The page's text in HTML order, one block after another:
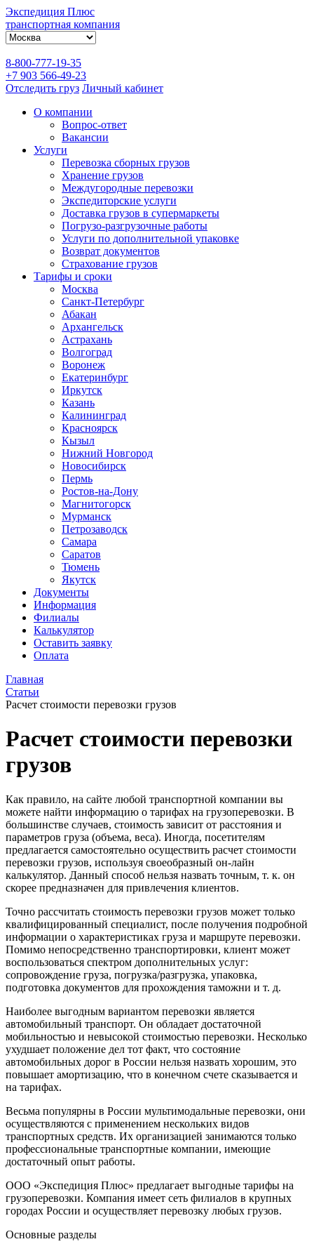
Экспедиция Плюс
транспортная компания
8-800-777-19-35
+7 903 566-49-23
Отследить груз Личный кабинет
О компании
Вопрос-ответ
Вакансии
Услуги
Перевозка сборных грузов
Хранение грузов
Междугородные перевозки
Экспедиторские услуги
Доставка грузов в супермаркеты
Погрузо-разгрузочные работы
Услуги по дополнительной упаковке
Возврат документов
Страхование грузов
Тарифы и сроки
Москва
Санкт-Петербург
Абакан
Архангельск
Астрахань
Волгоград
Воронеж
Екатеринбург
Иркутск
Казань
Калининград
Красноярск
Кызыл
Нижний Новгород
Новосибирск
Пермь
Ростов-на-Дону
Магнитогорск
Мурманск
Петрозаводск
Самара
Саратов
Тюмень
Якутск
Документы
Информация
Филиалы
Калькулятор
Оставить заявку
Оплата
Главная
Статьи
Расчет стоимости перевозки грузов
Расчет стоимости перевозки
грузов
Как правило, на сайте любой транспортной компании вы
можете найти информацию о тарифах на грузоперевозки. В
большинстве случаев, стоимость зависит от расстояния и
параметров груза (объема, веса). Иногда, посетителям
предлагается самостоятельно осуществить расчет стоимости
перевозки грузов, используя своеобразный он-лайн
калькулятор. Данный способ нельзя назвать точным, т. к. он
скорее предназначен для привлечения клиентов.
Точно рассчитать стоимость перевозки грузов может только
квалифицированный специалист, после получения подробной
информации о характеристиках груза и маршруте перевозки.
Помимо непосредственно транспортировки, клиент может
воспользоваться спектром дополнительных услуг:
сопровождение груза, погрузка/разгрузка, упаковка,
подготовка документов для прохождения таможни и т. д.
Наиболее выгодным вариантом перевозки является
автомобильный транспорт. Он обладает достаточной
мобильностью и невысокой стоимостью перевозки. Несколько
ухудшает положение дел тот факт, что состояние
автомобильных дорог в России нельзя назвать хорошим, это
повышает амортизацию, что в конечном счете сказывается и
на тарифах.
Весьма популярны в России мультимодальные перевозки, они
осуществляются с применением нескольких видов
транспортных средств. Их организацией занимаются только
профессиональные транспортные компании, имеющие
достаточный опыт работы.
ООО «Экспедиция Плюс» предлагает выгодные тарифы на
грузоперевозки. Компания имеет сеть филиалов в крупных
городах России и осуществляет перевозку любых грузов.
Основные разделы